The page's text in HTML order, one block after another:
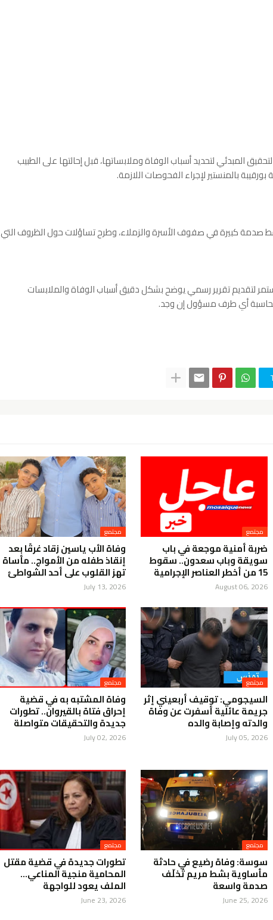
المبدئي لتحديد أسباب الوفاة وملابساتها، قبل إحالتها على الطبيب
بالمنستير لإجراء الفحوصات اللازمة.
كبيرة في صفوف الأسرة والزملاء، وطرح تساؤلات حول الظروف التي
لتقديم تقرير رسمي يوضح بشكل دقيق أسباب الوفاة والملابسات
أي طرف مسؤول إن وجد.
مجتمع
ضربة أمنية موجعة في باب
سويقة وباب سعدون.. سقوط
15 من أخطر العناصر الإجرامية
August 06, 2026
مجتمع
وفاة الأب ياسين زقاد غرقًا بعد
إنقاذ طفله من الأمواج.. مأساة
تهز القلوب على أحد الشواطئ
July 13, 2026
مجتمع
السيجومي: توقيف أربعيني إثر
جريمة عائلية أسفرت عن وفاة
والدته وإصابة والده
July 05, 2026
مجتمع
وفاة المشتبه به في قضية
إحراق فتاة بالقيروان.. تطورات
جديدة والتحقيقات متواصلة
July 02, 2026
مجتمع
سوسة: وفاة رضيع في حادثة
مأساوية بشط مريم تُخلّف
صدمة واسعة
June 25, 2026
مجتمع
تطورات جديدة في قضية مقتل
المحامية منجية المناعي…
الملف يعود للواجهة
June 23, 2026